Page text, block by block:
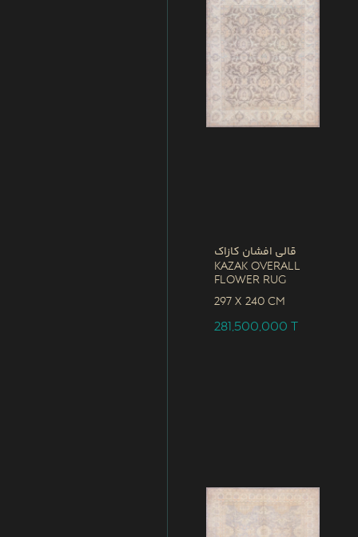
قالی افشان کازاک
Kazak Overall
Flower Rug
297 x 240 CM
281,500,000T